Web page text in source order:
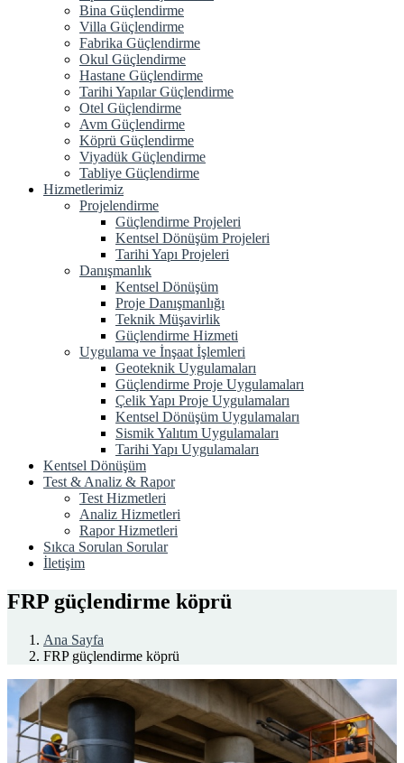
Bina Güçlendirme
Villa Güçlendirme
Fabrika Güçlendirme
Okul Güçlendirme
Hastane Güçlendirme
Tarihi Yapılar Güçlendirme
Otel Güçlendirme
Avm Güçlendirme
Köprü Güçlendirme
Viyadük Güçlendirme
Tabliye Güçlendirme
Hizmetlerimiz
Projelendirme
Güçlendirme Projeleri
Kentsel Dönüşüm Projeleri
Tarihi Yapı Projeleri
Danışmanlık
Kentsel Dönüşüm
Proje Danışmanlığı
Teknik Müşavirlik
Güçlendirme Hizmeti
Uygulama ve İnşaat İşlemleri
Geoteknik Uygulamaları
Güçlendirme Proje Uygulamaları
Çelik Yapı Proje Uygulamaları
Kentsel Dönüşüm Uygulamaları
Sismik Yalıtım Uygulamaları
Tarihi Yapı Uygulamaları
Kentsel Dönüşüm
Test & Analiz & Rapor
Test Hizmetleri
Analiz Hizmetleri
Rapor Hizmetleri
Sıkca Sorulan Sorular
İletişim
FRP güçlendirme köprü
Ana Sayfa
FRP güçlendirme köprü